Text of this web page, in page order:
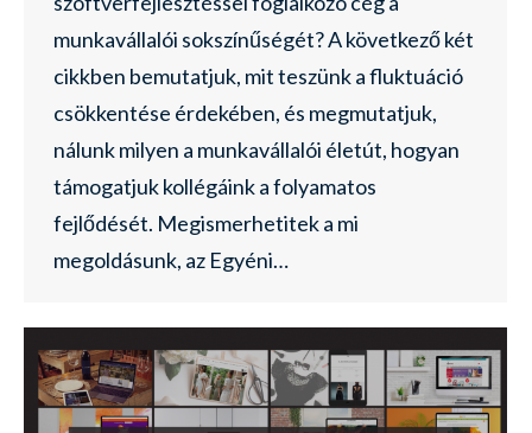
munkavállalói sokszínűségét? A következő két
cikkben bemutatjuk, mit teszünk a fluktuáció
csökkentése érdekében, és megmutatjuk,
nálunk milyen a munkavállalói életút, hogyan
támogatjuk kollégáink a folyamatos
fejlődését. Megismerhetitek a mi
megoldásunk, az Egyéni…